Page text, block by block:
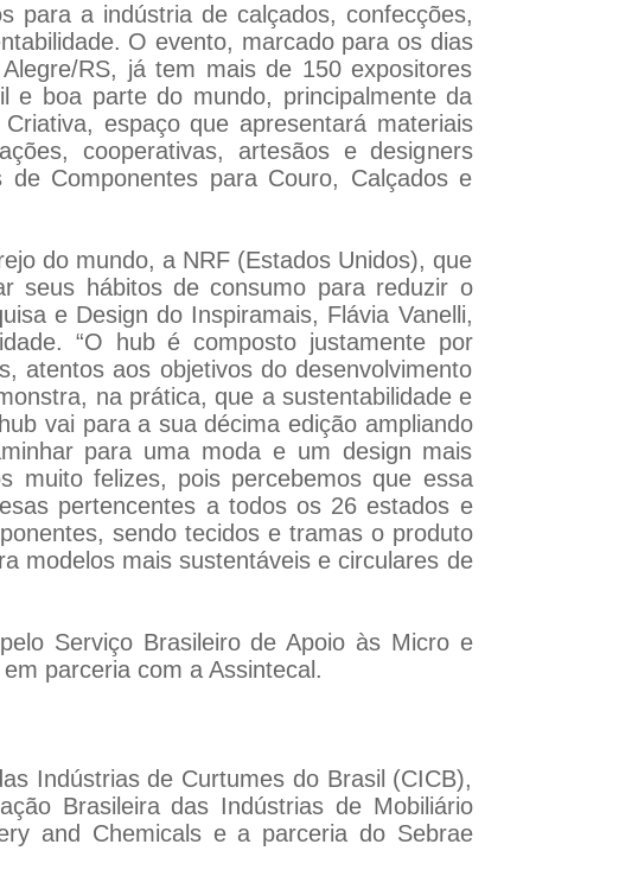
para a indústria de calçados, confecções,
O evento, marcado para os dias
RS, já tem mais de 150 expositores
e boa parte do mundo, principalmente da
espaço que apresentará materiais
cooperativas, artesãos e designers
Componentes para Couro, Calçados e
do mundo, a NRF (Estados Unidos), que
seus hábitos de consumo para reduzir o
e Design do Inspiramais, Flávia Vanelli,
“O hub é composto justamente por
atentos aos objetivos do desenvolvimento
na prática, que a sustentabilidade e
vai para a sua décima edição ampliando
para uma moda e um design mais
muito felizes, pois percebemos que essa
pertencentes a todos os 26 estados e
sendo tecidos e tramas o produto
modelos mais sustentáveis e circulares de
Serviço Brasileiro de Apoio às Micro e
parceria com a Assintecal.
Indústrias de Curtumes do Brasil (CICB),
Brasileira das Indústrias de Mobiliário
and Chemicals e a parceria do Sebrae